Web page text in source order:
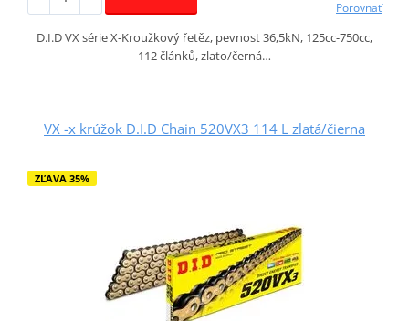
Porovnať
D.I.D VX série X-Kroužkový řetěz, pevnost 36,5kN, 125cc-750cc,
112 článků, zlato/černá…
VX -x krúžok D.I.D Chain 520VX3 114 L zlatá/čierna
ZĽAVA 35%